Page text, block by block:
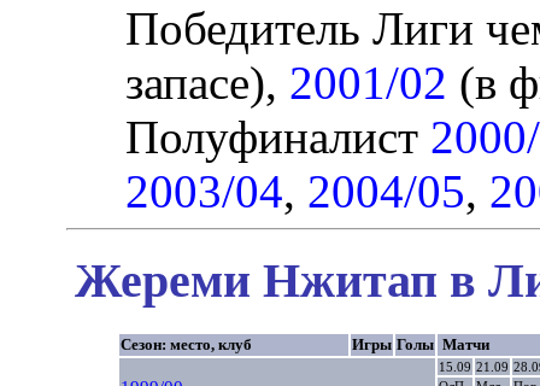
Победитель Лиги
запасе), 2001/02 (в
Полуфиналист
2003/04, 2004/05,
Жереми Нжитап в
Сезон: место, клуб Игры Голы Матчи
15.09 21.09